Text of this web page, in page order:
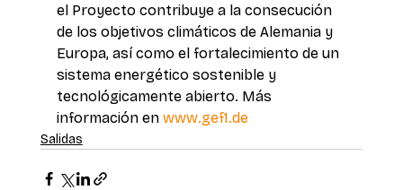
el Proyecto contribuye a la consecución
de los objetivos climáticos de Alemania y
Europa, así como el fortalecimiento de un
sistema energético sostenible y
tecnológicamente abierto. Más
información en www.gef1.de
Salidas